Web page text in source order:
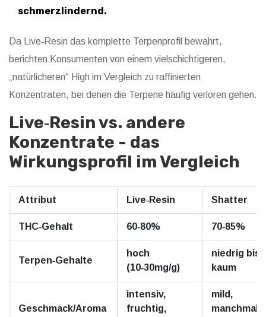
schmerzlindernd.
Da Live‑Resin das komplette Terpenprofil bewahrt,
berichten Konsumenten von einem vielschichtigeren,
„natürlicheren“ High im Vergleich zu raffinierten
Konzentraten, bei denen die Terpene häufig verloren gehen.
Live‑Resin vs. andere
Konzentrate - das
Wirkungsprofil im Vergleich
Attribut Live‑Resin Shatter
THC‑Gehalt 60‑80% 70‑85%
Terpen‑Gehalte
hoch
(10‑30mg/g)
niedrig bis
kaum
Geschmack/Aroma
intensiv,
fruchtig,
mild,
manchmal